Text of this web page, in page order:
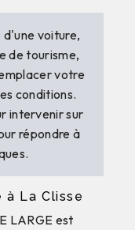
voiture,
de tourisme,
votre
conditions.
intervenir sur
répondre à
La Clisse
LARGE est